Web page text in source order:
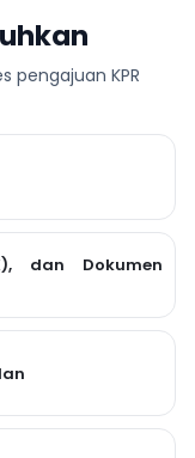
pengajuan KPR
dan Dokumen